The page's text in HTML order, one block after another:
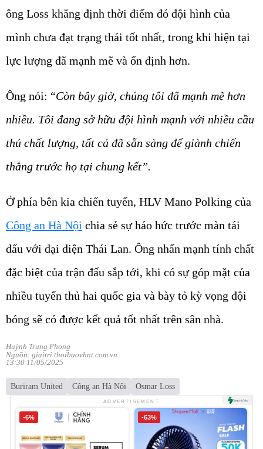
ông Loss khẳng định thời điểm đó đội hình của
mình chưa đạt trạng thái tốt nhất, trong khi hiện tại
lực lượng đã mạnh mẽ và ổn định hơn.
Ông nói: “Còn bây giờ, chúng tôi đã mạnh mẽ hơn
nhiều. Tôi đang sở hữu đội hình mạnh với nhiều cầu
thủ chất lượng, tất cả đã sẵn sàng để giành chiến
thắng trước họ tại chung kết”.
Ở phía bên kia chiến tuyến, HLV Mano Polking của
Công an Hà Nội chia sẻ sự háo hức trước màn tái
đấu với đại diện Thái Lan. Ông nhấn mạnh tính chất
đặc biệt của trận đấu sắp tới, khi có sự góp mặt của
nhiều tuyển thủ hai quốc gia và bày tỏ kỳ vọng đội
bóng sẽ có được kết quả tốt nhất trên sân nhà.
Huỳnh Trung Phong
Nguồn: giaitri.thoibaovhnt.com.vn
13:30 11/05/2025
Buriram United Công an Hà Nội Osmar Loss
ADVERTISEMENT
-6% -63%